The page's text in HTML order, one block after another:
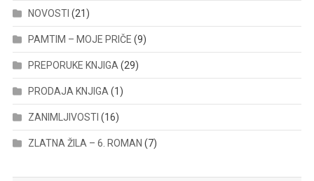
NOVOSTI (21)
PAMTIM – MOJE PRIČE (9)
PREPORUKE KNJIGA (29)
PRODAJA KNJIGA (1)
ZANIMLJIVOSTI (16)
ZLATNA ŽILA – 6. ROMAN (7)